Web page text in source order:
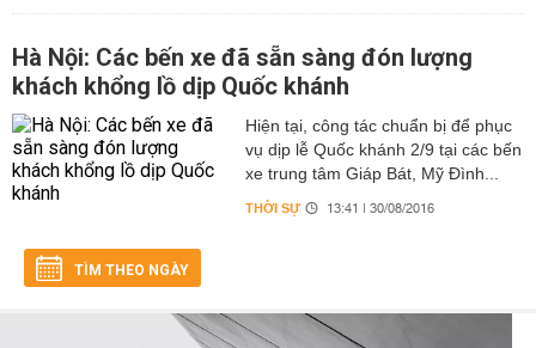
Hà Nội: Các bến xe đã sẵn sàng đón lượng
khách khổng lồ dịp Quốc khánh
Hiện tại, công tác chuẩn bị để phục
vụ dịp lễ Quốc khánh 2/9 tại các bến
xe trung tâm Giáp Bát, Mỹ Đình...
THỜI SỰ 13:41 | 30/08/2016
TÌM THEO NGÀY